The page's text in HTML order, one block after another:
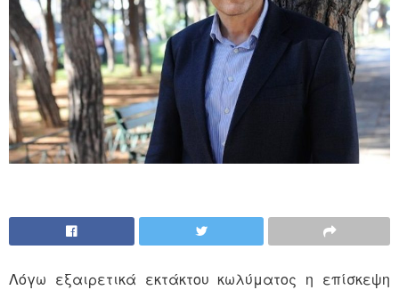
Λόγω εξαιρετικά εκτάκτου κωλύματος η επίσκεψη